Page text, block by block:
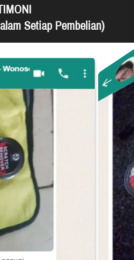
Setiap Pembelian)